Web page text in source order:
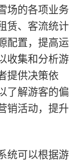
场的各项业务
赁、客流统计
配置，提高运
收集和分析游
提供决策依
了解游客的偏
销活动，提升
统可以根据游